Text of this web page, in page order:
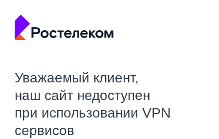
Уважаемый клиент,
наш сайт недоступен
при использовании VPN
сервисов